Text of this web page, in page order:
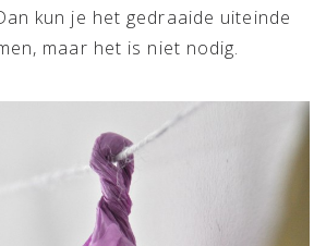
kun je het gedraaide uiteinde
maar het is niet nodig.